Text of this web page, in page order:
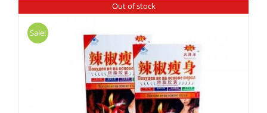
Out of stock
Sale!